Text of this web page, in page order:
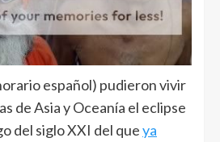
español) pudieron vivir
de Asia y Oceanía el eclipse
del siglo XXI del queya